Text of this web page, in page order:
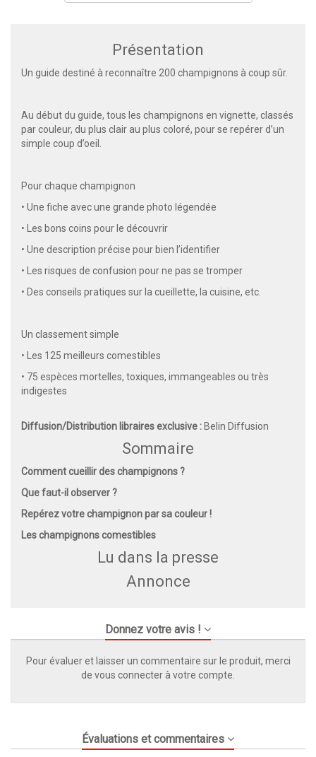
Présentation
Un guide destiné à reconnaître 200 champignons à coup sûr.
Au début du guide, tous les champignons en vignette, classés
par couleur, du plus clair au plus coloré, pour se repérer d’un
simple coup d’oeil.
Pour chaque champignon
• Une fiche avec une grande photo légendée
• Les bons coins pour le découvrir
• Une description précise pour bien l’identifier
• Les risques de confusion pour ne pas se tromper
• Des conseils pratiques sur la cueillette, la cuisine, etc.
Un classement simple
• Les 125 meilleurs comestibles
• 75 espèces mortelles, toxiques, immangeables ou très
indigestes
Diffusion/Distribution libraires exclusive : Belin Diffusion
Sommaire
Comment cueillir des champignons ?
Que faut-il observer ?
Repérez votre champignon par sa couleur !
Les champignons comestibles
Lu dans la presse
Annonce
Donnez votre avis !
Pour évaluer et laisser un commentaire sur le produit, merci
de vous connecter à votre compte.
Évaluations et commentaires